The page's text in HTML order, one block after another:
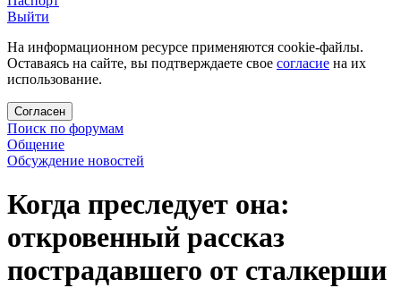
Выйти
На информационном ресурсе применяются cookie-файлы.
Оставаясь на сайте, вы подтверждаете свое согласие на их
использование.
Согласен
Поиск по форумам
Общение
Обсуждение новостей
Когда преследует она:
откровенный рассказ
пострадавшего от сталкерши